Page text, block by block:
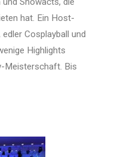
hat. Ein Host-
Cosplayball und
Highlights
Meisterschaft. Bis